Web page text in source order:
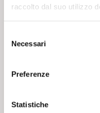
raccolto dal suo utilizzo
delNecessari
Preferenze
Statistiche